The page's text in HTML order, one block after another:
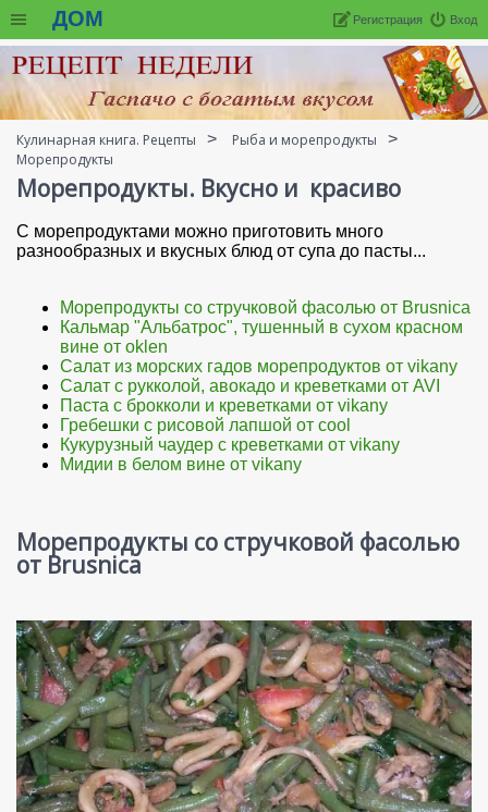
ДОМ Вход
Регистрация
Кулинарная книга. Рецепты
Рыба и морепродукты
Морепродукты
Морепродукты. Вкусно и красиво
С морепродуктами можно приготовить много
разнообразных и вкусных блюд от супа до пасты...
Морепродукты со стручковой фасолью от Brusnica
Кальмар "Альбатрос", тушенный в сухом красном
вине от oklen
Салат из морских гадов морепродуктов от vikany
Салат с рукколой, авокадо и креветками от AVI
Паста с брокколи и креветками от vikany
Гребешки с рисовой лапшой от cool
Кукурузный чаудер с креветками от vikany
Мидии в белом вине от vikany
Морепродукты со стручковой фасолью
от Brusnica